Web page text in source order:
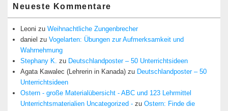
Neueste Kommentare
Leoni zu Weihnachtliche Zungenbrecher
daniel zu Vogelarten: Übungen zur Aufmerksamkeit und
Wahrnehmung
Stephany K. zu Deutschlandposter – 50 Unterrichtsideen
Agata Kawalec (Lehrerin in Kanada) zu Deutschlandposter – 50
Unterrichtsideen
Ostern - große Materialübersicht - ABC und 123 Lehrmittel
Unterrichtsmaterialien Uncategorized - zu Ostern: Finde die